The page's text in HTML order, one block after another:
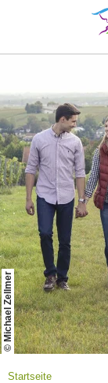
© Michael Zellmer
Startseite